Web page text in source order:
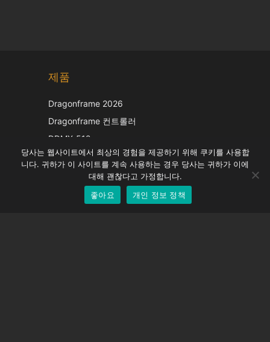
제품
Dragonframe 2026
Dragonframe 컨트롤러
DDMX-512
DMC-32
EOS LV 보정 캡
당사는 웹사이트에서 최상의 경험을 제공하기 위해 쿠키를 사용합
니다. 귀하가 이 사이트를 계속 사용하는 경우 당사는 귀하가 이에
대해 괜찮다고 가정합니다.
좋아요
개인 정보 정책
German